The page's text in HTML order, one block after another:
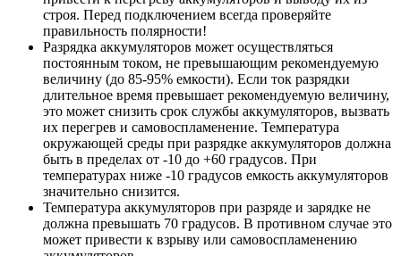
строя. Перед подключением всегда проверяйте
правильность полярности!
Разрядка аккумуляторов может осуществляться
постоянным током, не превышающим рекомендуемую
величину (до 85-95% емкости). Если ток разрядки
длительное время превышает рекомендуемую величину,
это может снизить срок службы аккумуляторов, вызвать
их перегрев и самовоспламенение. Температура
окружающей среды при разрядке аккумуляторов должна
быть в пределах от -10 до +60 градусов. При
температурах ниже -10 градусов емкость аккумуляторов
значительно снизится.
Температура аккумуляторов при разряде и зарядке не
должна превышать 70 градусов. В противном случае это
может привести к взрыву или самовоспламенению